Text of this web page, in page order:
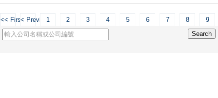
<< First< Previous1 2 3 4 5 6 7 8 9